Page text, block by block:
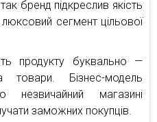
бренд підкреслив якість
люксовий сегмент цільової
продукту буквально —
товари. Бізнес-модель
незвичайний магазині
заможних покупців.